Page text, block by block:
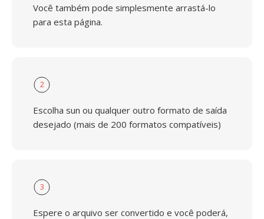
Você também pode simplesmente arrastá-lo
para esta página.
2
Escolha sun ou qualquer outro formato de saída
desejado (mais de 200 formatos compatíveis)
3
Espere o arquivo ser convertido e você poderá,